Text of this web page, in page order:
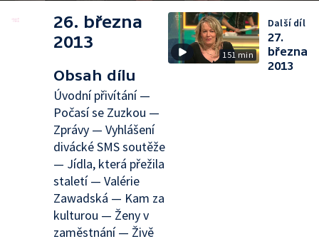
26. března
2013
Obsah dílu
Úvodní přivítání —
Počasí se Zuzkou —
Zprávy — Vyhlášení
divácké SMS soutěže
— Jídla, která přežila
staletí — Valérie
Zawadská — Kam za
kulturou — Ženy v
zaměstnání — Živě
151 min
Další díl
27.
března
2013